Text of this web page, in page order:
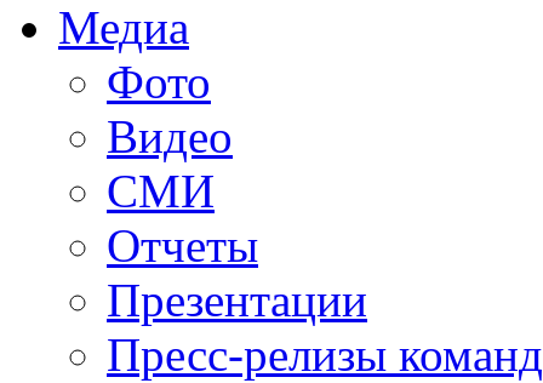
Медиа
Фото
Видео
СМИ
Отчеты
Презентации
Пресс-релизы команд